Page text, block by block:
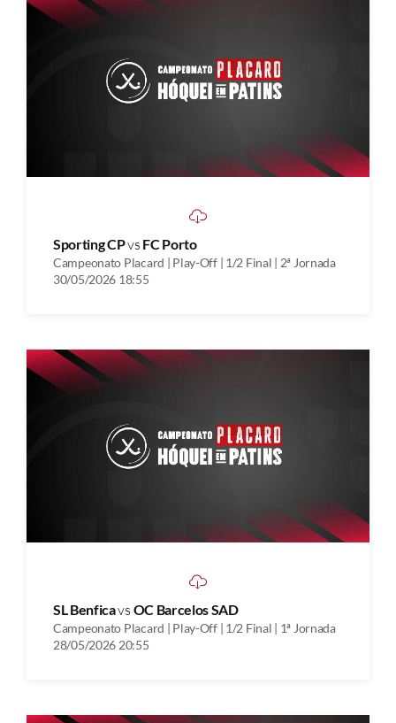
Sporting CPvs FC Porto
Campeonato Placard | Play-Off | 1/2 Final | 2ª Jornada
30/05/2026 18:55
SL Benficavs OC Barcelos SAD
Campeonato Placard | Play-Off | 1/2 Final | 1ª Jornada
28/05/2026 20:55